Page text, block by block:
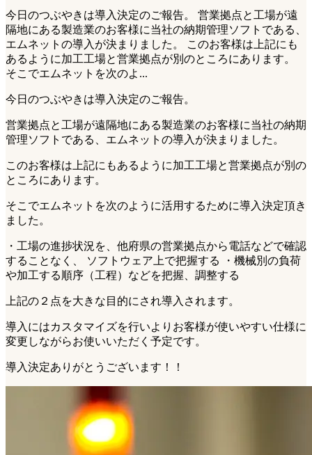
今日のつぶやきは導入決定のご報告。 営業拠点と工場が遠
隔地にある製造業のお客様に当社の納期管理ソフトである、
エムネットの導入が決まりました。 このお客様は上記にも
あるように加工工場と営業拠点が別のところにあります。
そこでエムネットを次のよ...
今日のつぶやきは導入決定のご報告。
営業拠点と工場が遠隔地にある製造業のお客様に当社の納期
管理ソフトである、エムネットの導入が決まりました。
このお客様は上記にもあるように加工工場と営業拠点が別の
ところにあります。
そこでエムネットを次のように活用するために導入決定頂き
ました。
・工場の進捗状況を、他府県の営業拠点から電話などで確認
することなく、 ソフトウェア上で把握する ・機械別の負荷
や加工する順序（工程）などを把握、調整する
上記の２点を大きな目的にされ導入されます。
導入にはカスタマイズを行いよりお客様が使いやすい仕様に
変更しながらお使いいただく予定です。
導入決定ありがとうございます！！